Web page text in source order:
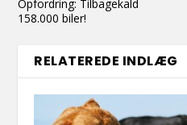
Opfordring: Tilbagekald
158.000 biler!
RELATEREDE INDLÆG